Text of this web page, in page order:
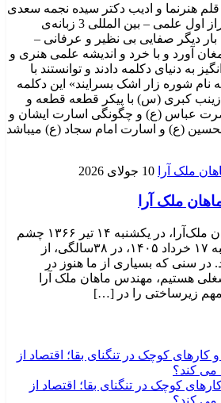
هنرنما و ادیب دکتر سیده نجمه سعدی
نظریه پرداز و شخصیت تراز اول علمی – بین المللی 3 زبانه‌ی
دیگر صفایی بی نظیر و عرفانی –
آورد و با خرد و اندیشه علمی هنری و
به دنیای دکلمه دادند و توانستند با
نام شوره زار اشک بسرایند» این دکلمه
زینب کبری (س) با پیکر قطعه قطعه و
عباس (ع) و چگونگی اسارت ایشان و
(ع) و اسارت امام سجاد (ع) میباشد
10 جولای 2026
ملک آرا
به گزارش کلام قلم، ماهان ملک‌آرا، در یکشنبه ۱۴ تیر ۱۳۶۶ چشم
به جهان گشود و در یکشنبه ۱۷ خرداد ۱۴۰۵، در ۳۸سالگی، از
در سنی که بسیاری از ما هنوز در
هستیم، مهندس ماهان ملک آرا
زیرساختی را در […]
کوچک در تنگنای بقا؛ اقتصاد از